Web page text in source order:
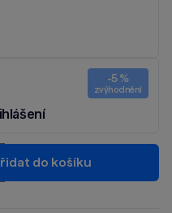
-5 %
zvýhodnění
+ do košíku